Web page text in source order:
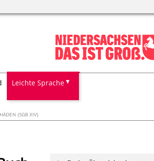
Leichte Sprache
(SGB XIV)